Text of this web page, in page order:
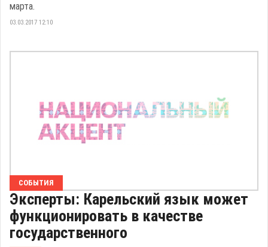
марта.
03.03.2017 12:10
СОБЫТИЯ
Эксперты: Карельский язык может
функционировать в качестве
государственного